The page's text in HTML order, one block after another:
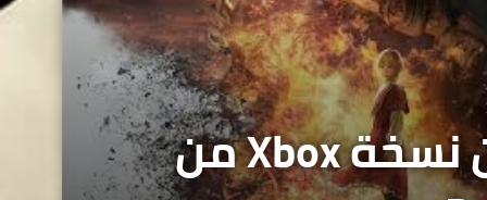
مُسرب الأخبار Lunatic Ignus يُفجرها : الاعلان عن نسخة Xbox من